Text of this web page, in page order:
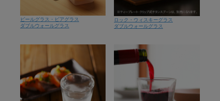
ビールグラス・ビアグラス
ダブルウォールグラス
ロック・ウィスキーグラス
ダブルウォールグラス